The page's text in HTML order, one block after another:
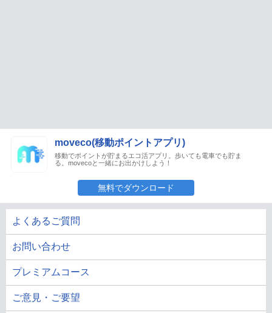
moveco(移動ポイントアプリ)
移動でポイントが貯まるエコ活アプリ。歩いても電車でも貯ま
る。movecoと一緒にお出かけしよう！
無料でダウンロード
よくあるご質問
お問い合わせ
プレミアムコース
ご意見・ご要望